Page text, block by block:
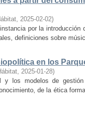
, 2025-02-02)
por la
definiciones sobre
en los
, 2025-01-28)
y los modelos de
de la ética